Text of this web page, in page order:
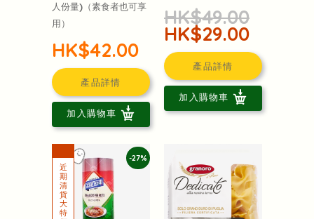
人份量)（素食者也可享
用）
HK$42.00
產品詳情
加入購物車
HK$49.00
HK$29.00
產品詳情
加入購物車
-27%